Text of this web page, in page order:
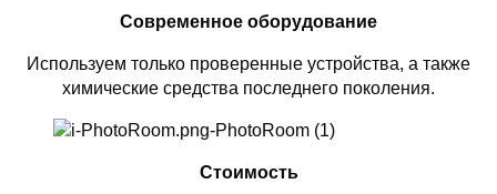
Современное оборудование
Используем только проверенные устройства, а также
химические средства последнего поколения.
Стоимость